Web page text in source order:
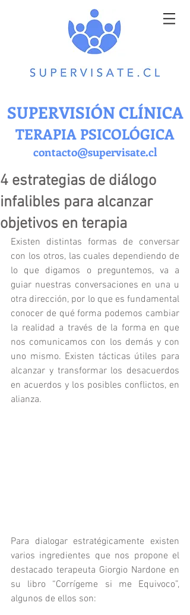
SUPERVISIÓN CLÍNICA
TERAPIA PSICOLÓGICA
contacto@supervisate.cl
4 estrategias de diálogo
infalibles para alcanzar
objetivos en terapia
Existen distintas formas de conversar
con los otros, las cuales dependiendo de
lo que digamos o preguntemos, va a
guiar nuestras conversaciones en una u
otra dirección, por lo que es fundamental
conocer de qué forma podemos cambiar
la realidad a través de la forma en que
nos comunicamos con los demás y con
uno mismo. Existen tácticas útiles para
alcanzar y transformar los desacuerdos
en acuerdos y los posibles conflictos, en
alianza.
Para dialogar estratégicamente existen
varios ingredientes que nos propone el
destacado terapeuta Giorgio Nardone en
su libro “Corrígeme si me Equivoco”,
algunos de ellos son: